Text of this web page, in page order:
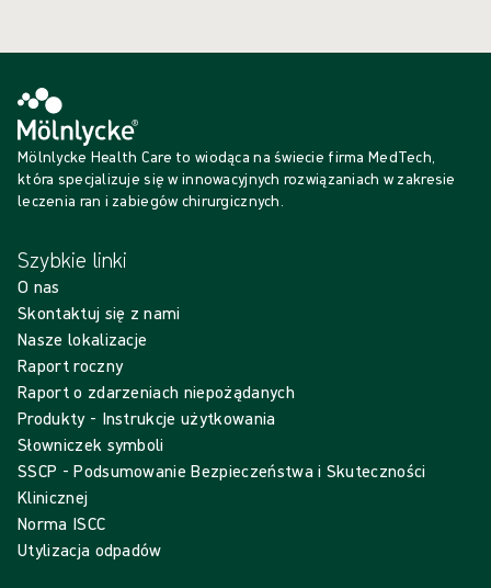
Mölnlycke Health Care to wiodąca na świecie firma MedTech,
która specjalizuje się w innowacyjnych rozwiązaniach w zakresie
leczenia ran i zabiegów chirurgicznych.
Szybkie linki
O nas
Skontaktuj się z nami
Nasze lokalizacje
Raport roczny
Raport o zdarzeniach niepożądanych
Produkty - Instrukcje użytkowania
Słowniczek symboli
SSCP - Podsumowanie Bezpieczeństwa i Skuteczności
Klinicznej
Norma ISCC
Utylizacja odpadów